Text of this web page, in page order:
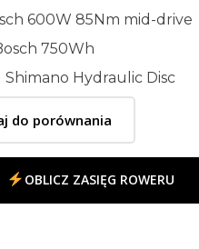
600W 85Nm mid-drive
750Wh
Shimano Hydraulic Disc
do porównania
OBLICZ ZASIĘG ROWERU